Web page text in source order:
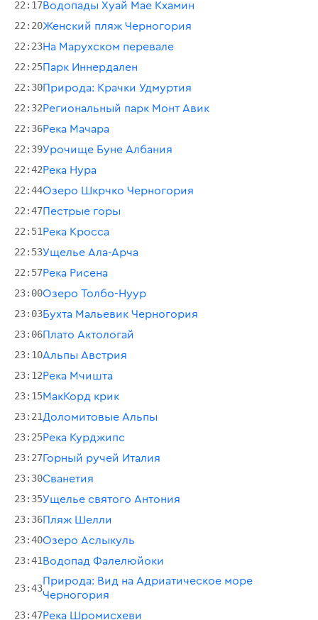
22:17Водопады Хуай Мае Кхамин
22:20Женский пляж Черногория
22:23На Марухском перевале
22:25Парк Иннердален
22:30Природа: Крачки Удмуртия
22:32Региональный парк Монт Авик
22:36Река Мачара
22:39Урочище Буне Албания
22:42Река Нура
22:44Озеро Шкрчко Черногория
22:47Пестрые горы
22:51Река Кросса
22:53Ущелье Ала-Арча
22:57Река Рисена
23:00Озеро Толбо-Нуур
23:03Бухта Мальевик Черногория
23:06Плато Актологай
23:10Альпы Австрия
23:12Река Мчишта
23:15МакКорд крик
23:21Доломитовые Альпы
23:25Река Курджипс
23:27Горный ручей Италия
23:30Сванетия
23:35Ущелье святого Антония
23:36Пляж Шелли
23:40Озеро Аслыкуль
23:41Водопад Фалелюйоки
23:43
Природа: Вид на Адриатическое море
Черногория
23:47Река Шромисхеви